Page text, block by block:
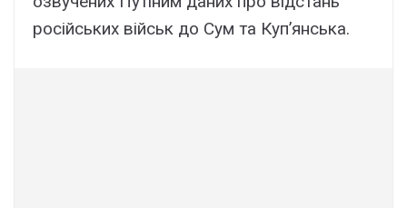
російських військ до Сум та Куп’янська.